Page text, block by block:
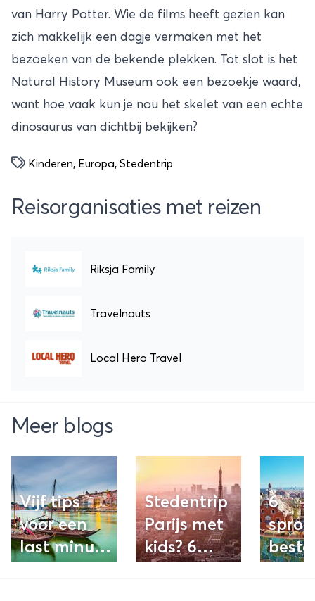
van Harry Potter. Wie de films heeft gezien kan
zich makkelijk een dagje vermaken met het
bezoeken van de bekende plekken. Tot slot is het
Natural History Museum ook een bezoekje waard,
want hoe vaak kun je nou het skelet van een echte
dinosaurus van dichtbij bekijken?
Kinderen, Europa, Stedentrip
Reisorganisaties met reizen
Riksja Family
Travelnauts
Local Hero Travel
Meer blogs
Vijf tips
voor een
last minute
Stedentrip
Parijs met
kids? 6
6